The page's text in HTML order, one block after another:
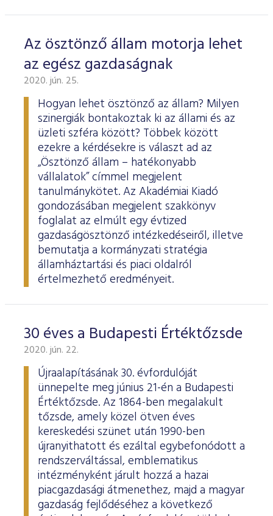
Az ösztönző állam motorja lehet
az egész gazdaságnak
2020. jún. 25.
Hogyan lehet ösztönző az állam? Milyen
szinergiák bontakoztak ki az állami és az
üzleti szféra között? Többek között
ezekre a kérdésekre is választ ad az
„Ösztönző állam – hatékonyabb
vállalatok” címmel megjelent
tanulmánykötet. Az Akadémiai Kiadó
gondozásában megjelent szakkönyv
foglalat az elmúlt egy évtized
gazdaságösztönző intézkedéseiről, illetve
bemutatja a kormányzati stratégia
államháztartási és piaci oldalról
értelmezhető eredményeit.
30 éves a Budapesti Értéktőzsde
2020. jún. 22.
Újraalapításának 30. évfordulóját
ünnepelte meg június 21-én a Budapesti
Értéktőzsde. Az 1864-ben megalakult
tőzsde, amely közel ötven éves
kereskedési szünet után 1990-ben
újranyithatott és ezáltal egybefonódott a
rendszerváltással, emblematikus
intézményként járult hozzá a hazai
piacgazdasági átmenethez, majd a magyar
gazdaság fejlődéséhez a következő